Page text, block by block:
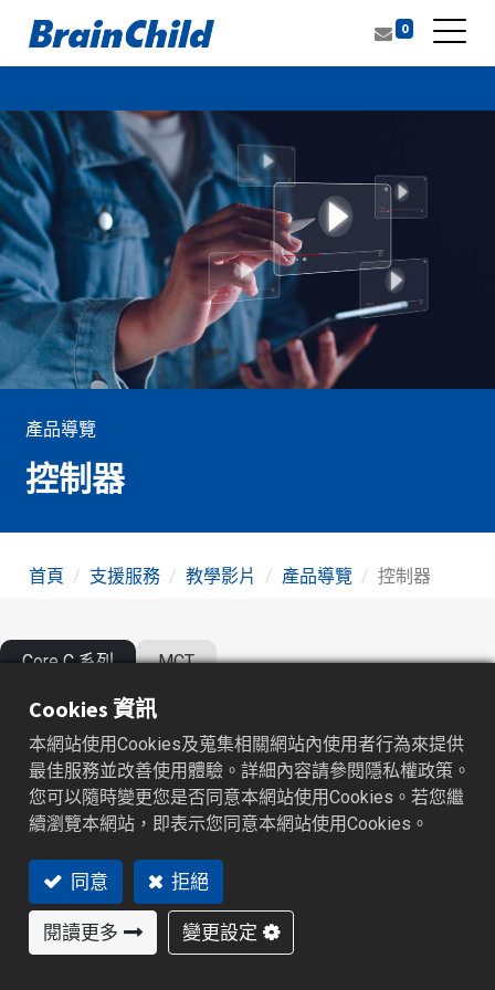
0
產品導覽
控制器
首頁 支援服務 教學影片 產品導覽 控制器
Core C 系列 MCT
Cookies 資訊
本網站使用Cookies及蒐集相關網站內使用者行為來提供
最佳服務並改善使用體驗。詳細內容請參閱隱私權政策。
您可以隨時變更您是否同意本網站使用Cookies。若您繼
續瀏覽本網站，即表示您同意本網站使用Cookies。
同意 拒絕
閱讀更多 變更設定